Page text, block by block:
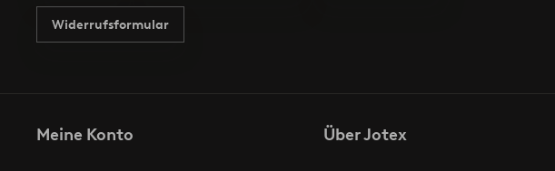
Widerrufsformular
Meine Konto Über Jotex